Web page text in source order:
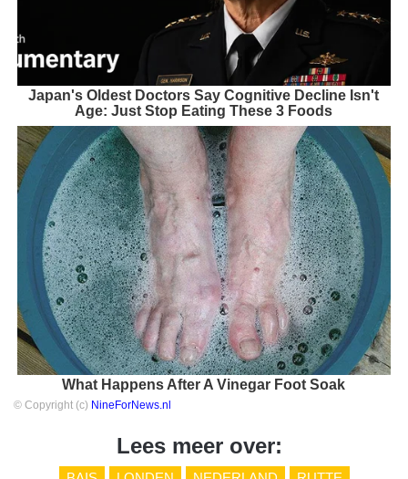
Japan's Oldest Doctors Say Cognitive Decline Isn't
Age: Just Stop Eating These 3 Foods
What Happens After A Vinegar Foot Soak
© Copyright (c) NineForNews.nl
Lees meer over: